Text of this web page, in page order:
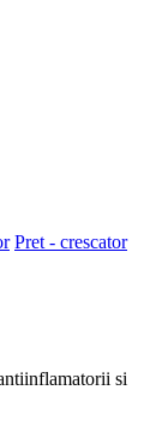
Pret - crescator
si